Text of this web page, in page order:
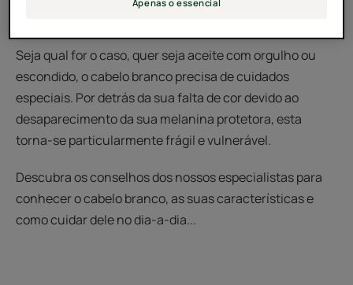
Seja qual for o caso, quer seja aceite com orgulho ou
escondido, o cabelo branco precisa de cuidados
especiais. Por detrás da sua falta de cor devido ao
desaparecimento da sua melanina protetora, esta
torna-se particularmente frágil e vulnerável.
Descubra os conselhos dos nossos especialistas para
conhecer o cabelo branco, as suas características e
como cuidar dele no dia-a-dia...
Apenas o essencial